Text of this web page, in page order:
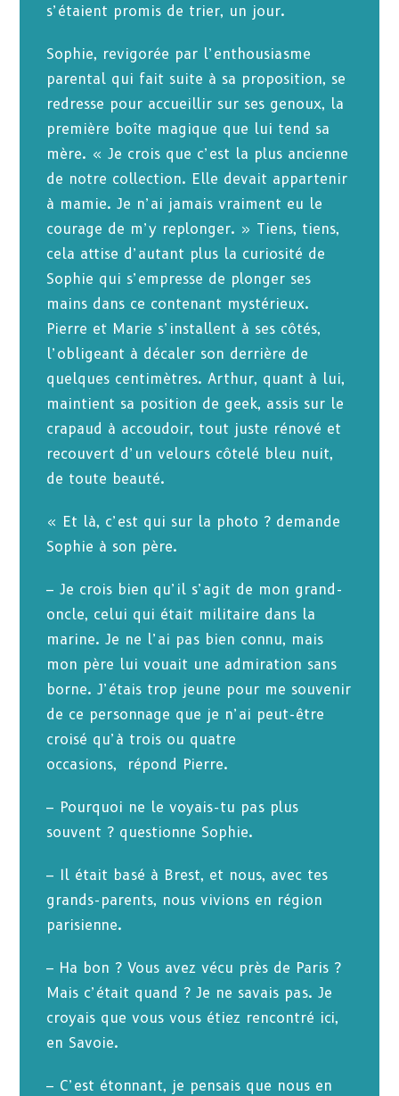
s’étaient promis de trier, un jour.
Sophie, revigorée par l’enthousiasme
parental qui fait suite à sa proposition, se
redresse pour accueillir sur ses genoux, la
première boîte magique que lui tend sa
mère. « Je crois que c’est la plus ancienne
de notre collection. Elle devait appartenir
à mamie. Je n’ai jamais vraiment eu le
courage de m’y replonger. » Tiens, tiens,
cela attise d’autant plus la curiosité de
Sophie qui s’empresse de plonger ses
mains dans ce contenant mystérieux.
Pierre et Marie s’installent à ses côtés,
l’obligeant à décaler son derrière de
quelques centimètres. Arthur, quant à lui,
maintient sa position de geek, assis sur le
crapaud à accoudoir, tout juste rénové et
recouvert d’un velours côtelé bleu nuit,
de toute beauté.
« Et là, c’est qui sur la photo ? demande
Sophie à son père.
– Je crois bien qu’il s’agit de mon grand-
oncle, celui qui était militaire dans la
marine. Je ne l’ai pas bien connu, mais
mon père lui vouait une admiration sans
borne. J’étais trop jeune pour me souvenir
de ce personnage que je n’ai peut-être
croisé qu’à trois ou quatre
occasions, répond Pierre.
– Pourquoi ne le voyais-tu pas plus
souvent ? questionne Sophie.
– Il était basé à Brest, et nous, avec tes
grands-parents, nous vivions en région
parisienne.
– Ha bon ? Vous avez vécu près de Paris ?
Mais c’était quand ? Je ne savais pas. Je
croyais que vous vous étiez rencontré ici,
en Savoie.
– C’est étonnant, je pensais que nous en